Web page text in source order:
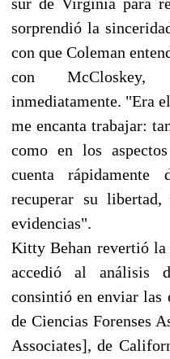
sorprendió la
con que Coleman
con
inmediatamente. "Era
me encanta trabajar:
como en los
cuenta
recuperar su
evidencias".
Kitty Behan revertió
accedió al análisis
consintió en enviar las
de Ciencias Forenses
Associates], de